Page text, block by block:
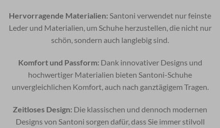
Hervorragende Materialien: Santoni verwendet nur feinste
Leder und Materialien, um Schuhe herzustellen, die nicht nur
schön, sondern auch langlebig sind.
Komfort und Passform: Dank innovativer Designs und
hochwertiger Materialien bieten Santoni-Schuhe
unvergleichlichen Komfort, auch nach ganztägigem Tragen.
Zeitloses Design: Die klassischen und dennoch modernen
Designs von Santoni sorgen dafür, dass Sie immer stilvoll